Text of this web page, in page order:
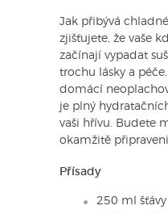
Jak přibývá
zjišťujete, že vaše
začínají vypadat
trochu lásky a
domácí
je plný
vaši hřívu. Budete
okamžitě
Přísady
250 ml šťávy